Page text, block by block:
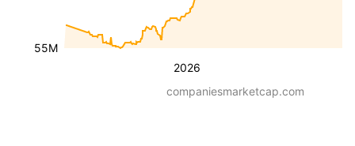
2026
55M
companiesmarketcap.com